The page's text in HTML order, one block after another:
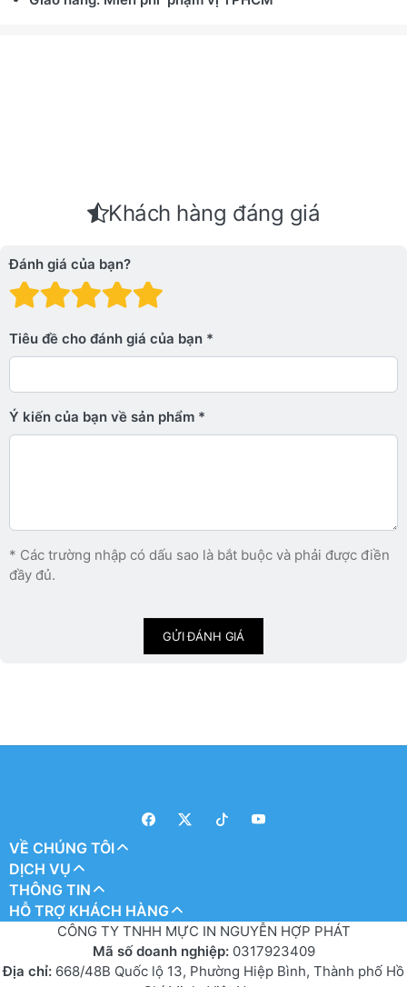
Khách hàng đáng giá
Đánh giá của bạn?
Đánh giá: 4 trên 5
Đánh giá: 3 trên 5 sao.
Đánh giá: 2 trên 5 sao.
Đánh giá: 1 trên 5 sao. Xấu
Tiêu đề cho đánh giá của bạn
Ý kiến ​​của bạn về sản phẩm
* Các trường nhập có dấu sao là bắt buộc và phải được điền
đầy đủ.
GỬI ĐÁNH GIÁ
VỀ CHÚNG TÔI
DỊCH VỤ
THÔNG TIN
HỖ TRỢ KHÁCH HÀNG
CÔNG TY TNHH MỰC IN NGUYỄN HỢP PHÁT
Mã số doanh nghiệp: 0317923409
Địa chỉ: 668/48B Quốc lộ 13, Phường Hiệp Bình, Thành phố Hồ